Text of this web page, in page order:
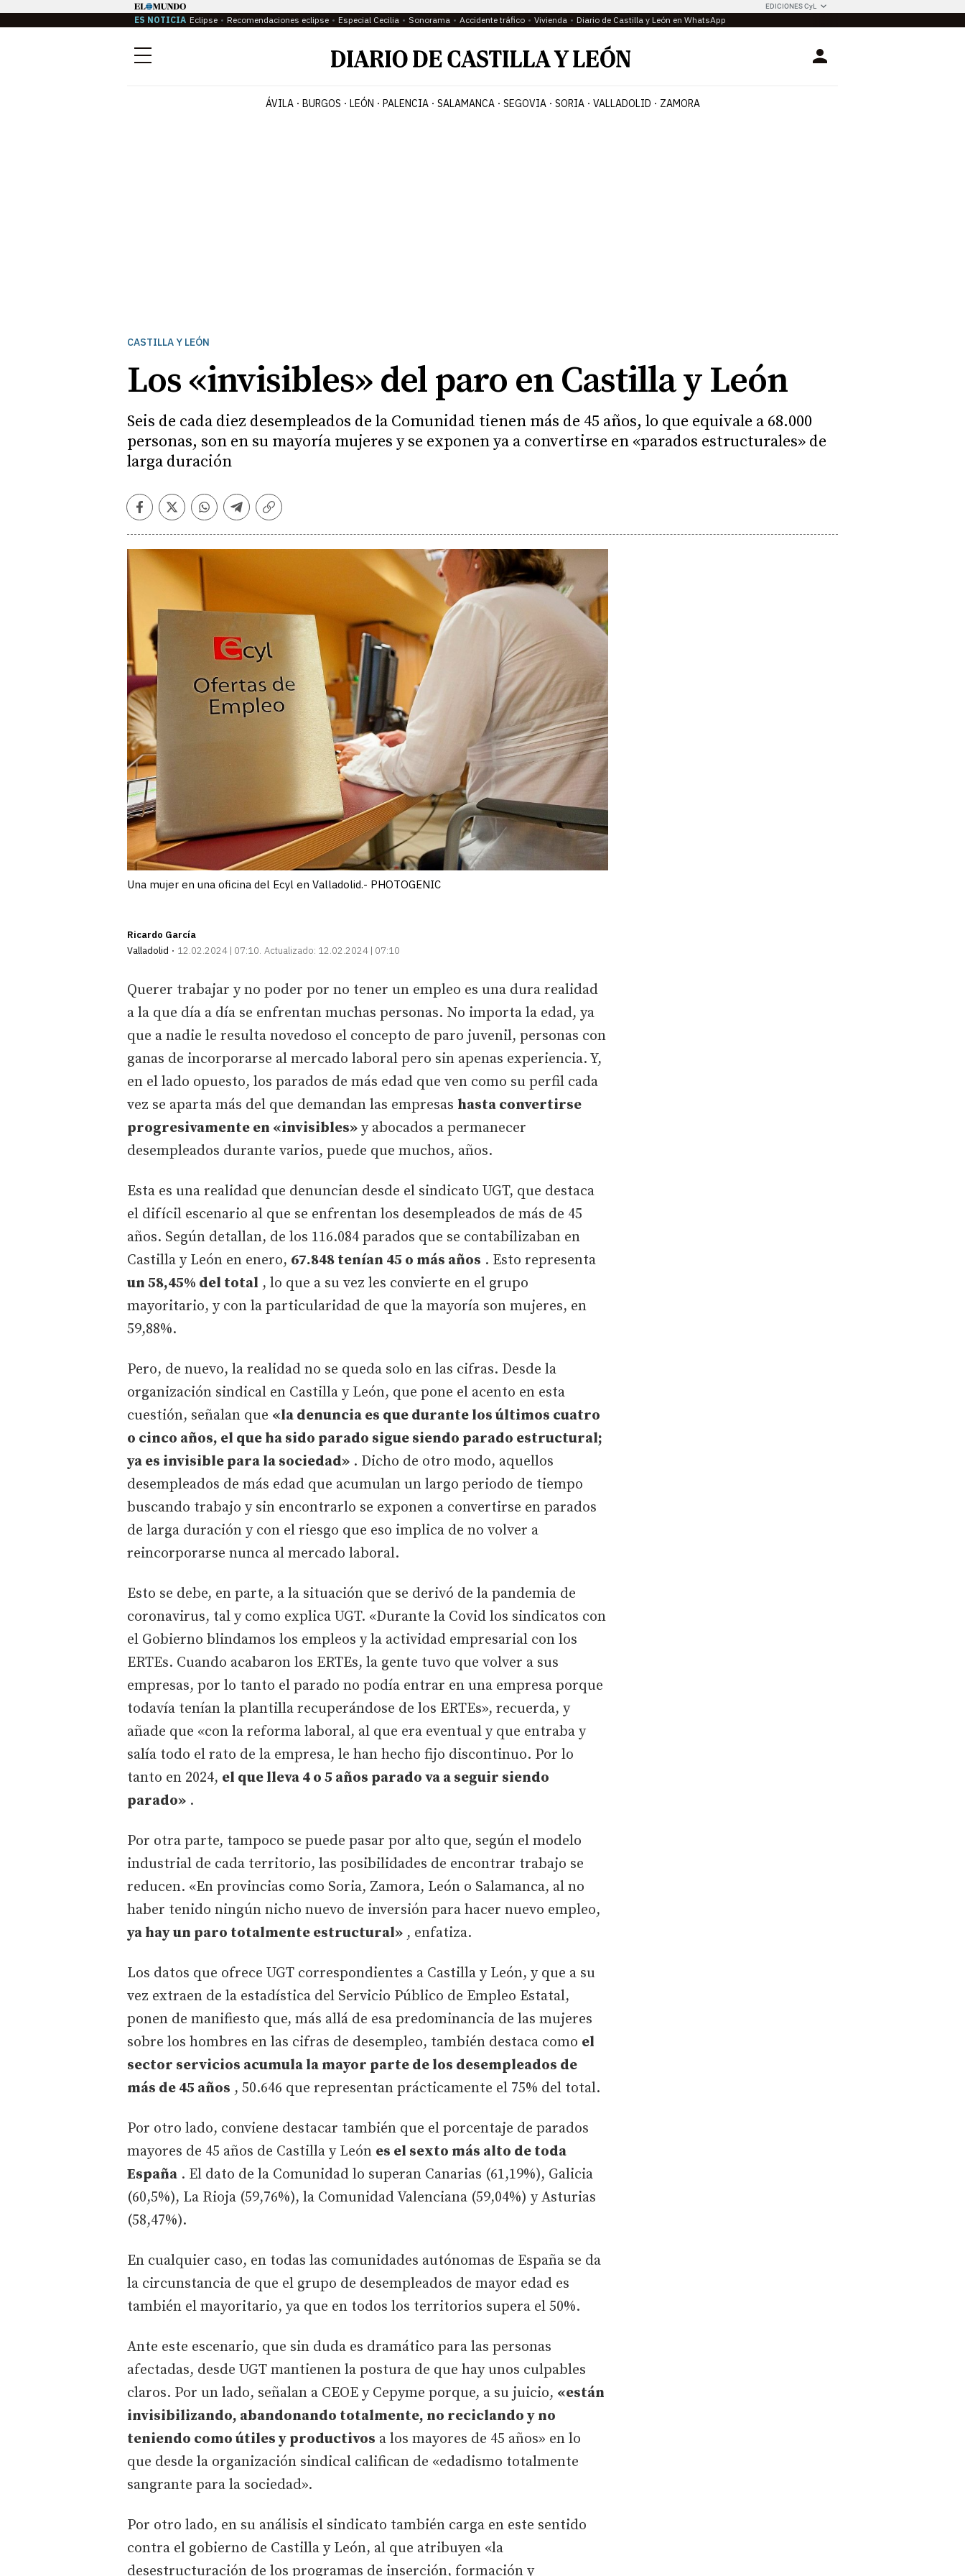
EDICIONES CyL
ES NOTICIA Eclipse Recomendaciones eclipse Especial Cecilia Sonorama Accidente tráfico Vivienda Diario de Castilla y León en WhatsApp
Menú Login
ÁVILA BURGOS LEÓN PALENCIA SALAMANCA SEGOVIA SORIA VALLADOLID ZAMORA
CASTILLA Y LEÓN
Los «invisibles» del paro en Castilla y León
Seis de cada diez desempleados de la Comunidad tienen más de 45 años, lo que equivale a 68.000
personas, son en su mayoría mujeres y se exponen ya a convertirse en «parados estructurales» de
larga duración
Facebook
TwitterWhatsapp
Telegram
Copiar
Una mujer en una oficina del Ecyl en Valladolid.- PHOTOGENIC
Ricardo García
Valladolid
12.02.2024 | 07:10 Actualizado: 12.02.2024 | 07:10
Querer trabajar y no poder por no tener un empleo es una dura realidad
a la que día a día se enfrentan muchas personas. No importa la edad, ya
que a nadie le resulta novedoso el concepto de paro juvenil, personas con
ganas de incorporarse al mercado laboral pero sin apenas experiencia. Y,
en el lado opuesto, los parados de más edad que ven como su perfil cada
vez se aparta más del que demandan las empresas hasta convertirse
progresivamente en «invisibles» y abocados a permanecer
desempleados durante varios, puede que muchos, años.
Esta es una realidad que denuncian desde el sindicato UGT, que destaca
el difícil escenario al que se enfrentan los desempleados de más de 45
años. Según detallan, de los 116.084 parados que se contabilizaban en
Castilla y León en enero, 67.848 tenían 45 o más años . Esto representa
un 58,45% del total , lo que a su vez les convierte en el grupo
mayoritario, y con la particularidad de que la mayoría son mujeres, en
59,88%.
Pero, de nuevo, la realidad no se queda solo en las cifras. Desde la
organización sindical en Castilla y León, que pone el acento en esta
cuestión, señalan que «la denuncia es que durante los últimos cuatro
o cinco años, el que ha sido parado sigue siendo parado estructural;
ya es invisible para la sociedad» . Dicho de otro modo, aquellos
desempleados de más edad que acumulan un largo periodo de tiempo
buscando trabajo y sin encontrarlo se exponen a convertirse en parados
de larga duración y con el riesgo que eso implica de no volver a
reincorporarse nunca al mercado laboral.
Esto se debe, en parte, a la situación que se derivó de la pandemia de
coronavirus, tal y como explica UGT. «Durante la Covid los sindicatos con
el Gobierno blindamos los empleos y la actividad empresarial con los
ERTEs. Cuando acabaron los ERTEs, la gente tuvo que volver a sus
empresas, por lo tanto el parado no podía entrar en una empresa porque
todavía tenían la plantilla recuperándose de los ERTEs», recuerda, y
añade que «con la reforma laboral, al que era eventual y que entraba y
salía todo el rato de la empresa, le han hecho fijo discontinuo. Por lo
tanto en 2024, el que lleva 4 o 5 años parado va a seguir siendo
parado» .
Por otra parte, tampoco se puede pasar por alto que, según el modelo
industrial de cada territorio, las posibilidades de encontrar trabajo se
reducen. «En provincias como Soria, Zamora, León o Salamanca, al no
haber tenido ningún nicho nuevo de inversión para hacer nuevo empleo,
ya hay un paro totalmente estructural» , enfatiza.
Los datos que ofrece UGT correspondientes a Castilla y León, y que a su
vez extraen de la estadística del Servicio Público de Empleo Estatal,
ponen de manifiesto que, más allá de esa predominancia de las mujeres
sobre los hombres en las cifras de desempleo, también destaca como el
sector servicios acumula la mayor parte de los desempleados de
más de 45 años , 50.646 que representan prácticamente el 75% del total.
Por otro lado, conviene destacar también que el porcentaje de parados
mayores de 45 años de Castilla y León es el sexto más alto de toda
España . El dato de la Comunidad lo superan Canarias (61,19%), Galicia
(60,5%), La Rioja (59,76%), la Comunidad Valenciana (59,04%) y Asturias
(58,47%).
En cualquier caso, en todas las comunidades autónomas de España se da
la circunstancia de que el grupo de desempleados de mayor edad es
también el mayoritario, ya que en todos los territorios supera el 50%.
Ante este escenario, que sin duda es dramático para las personas
afectadas, desde UGT mantienen la postura de que hay unos culpables
claros. Por un lado, señalan a CEOE y Cepyme porque, a su juicio, «están
invisibilizando, abandonando totalmente, no reciclando y no
teniendo como útiles y productivos a los mayores de 45 años» en lo
que desde la organización sindical califican de «edadismo totalmente
sangrante para la sociedad».
Por otro lado, en su análisis el sindicato también carga en este sentido
contra el gobierno de Castilla y León, al que atribuyen «la
desestructuración de los programas de inserción, formación y